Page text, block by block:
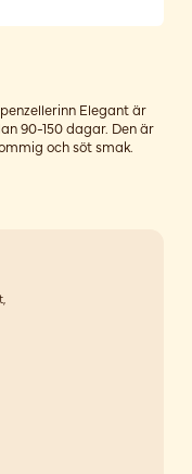
Elegant är
90-150 dagar. Den är
och söt smak.